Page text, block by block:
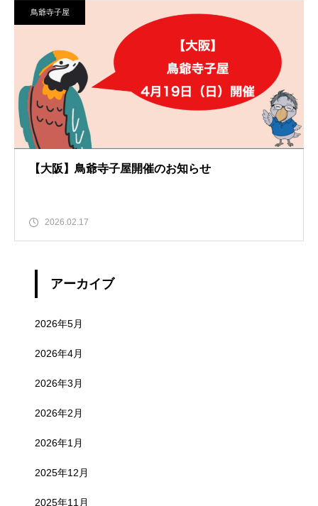
鳥爺寺子屋
【大阪】鳥爺寺子屋開催のお知らせ
2026.02.17
アーカイブ
2026年5月
2026年4月
2026年3月
2026年2月
2026年1月
2025年12月
2025年11月